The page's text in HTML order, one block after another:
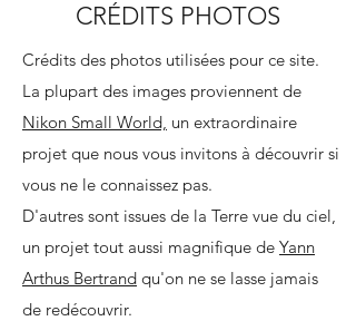
CRÉDITS PHOTOS
Crédits des photos utilisées pour ce site.
La plupart des images proviennent de
Nikon Small World, un extraordinaire
projet que nous vous invitons à découvrir si
vous ne le connaissez pas.
D'autres sont issues de la Terre vue du ciel,
un projet tout aussi magnifique de Yann
Arthus Bertrand qu'on ne se lasse jamais
de redécouvrir.
Dr. Robert
Markus
University
of